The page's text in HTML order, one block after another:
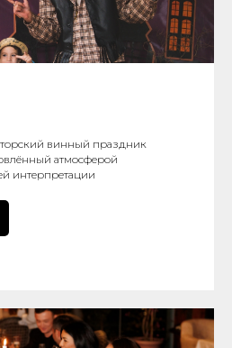
винный праздник
атмосферой
интерпретации